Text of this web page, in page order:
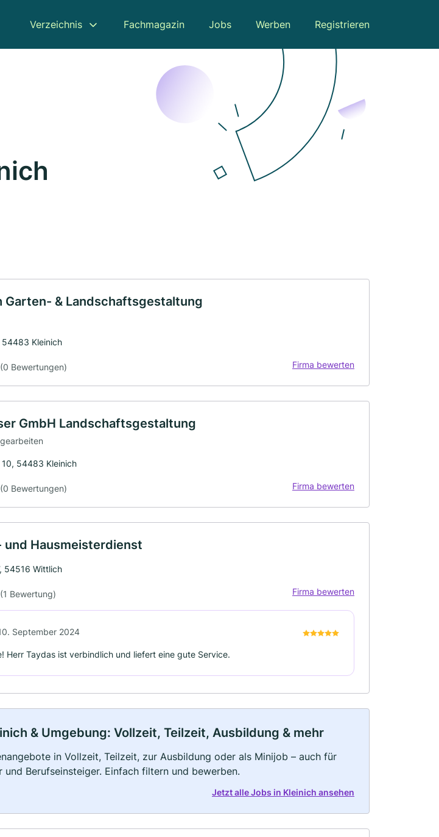
Verzeichnis Fachmagazin Jobs Werben Registrieren
Garten- & Landschaftsgestaltung
54483 Kleinich
(0 Bewertungen) Firma bewerten
GmbH Landschaftsgestaltung
54483 Kleinich
(0 Bewertungen) Firma bewerten
und Hausmeisterdienst
54516 Wittlich
(1 Bewertung) Firma bewerten
September 2024
Herr Taydas ist verbindlich und liefert eine gute Service.
& Umgebung: Vollzeit, Teilzeit, Ausbildung & mehr
in Vollzeit, Teilzeit, zur Ausbildung oder als Minijob – auch für
und Berufseinsteiger. Einfach filtern und bewerben.
Jetzt alle Jobs in Kleinich ansehen